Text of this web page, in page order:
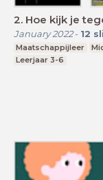
2. Hoe kijk je
January 2022- 12
Maatschappijleer
Leerjaar 3-6